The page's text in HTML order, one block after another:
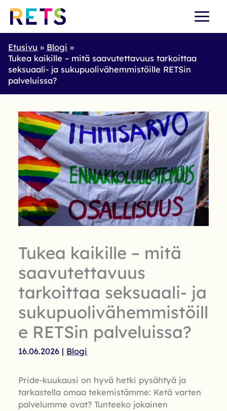
Skip
Etusivu
Blogi
Tukea kaikille – mitä saavutettavuus tarkoittaa
seksuaali- ja sukupuolivähemmistöille RETSin
palveluissa?
Tukea kaikille – mitä
saavutettavuus
tarkoittaa seksuaali- ja
sukupuolivähemmistöill
e RETSin palveluissa?
16.06.2026 | Blogi
Pride-kuukausi on hyvä hetki pysähtyä ja
tarkastella omaa tekemistämme: Ketä varten
palvelumme ovat? Tunteeko jokainen